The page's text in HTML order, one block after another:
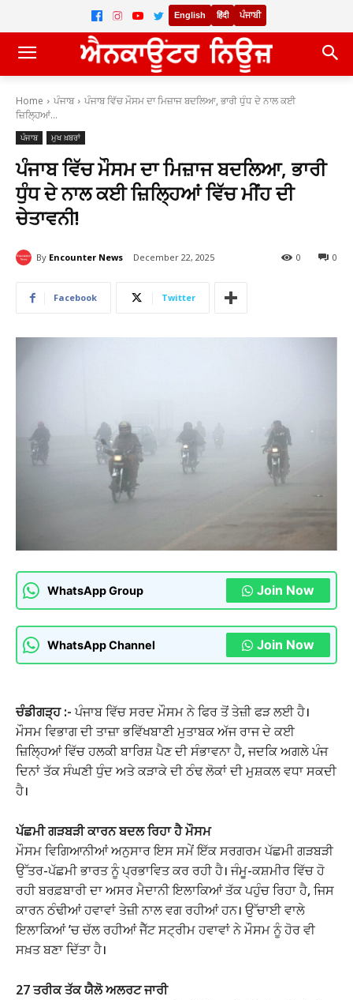
English हिंदी ਪੰਜਾਬੀ
Home ਪੰਜਾਬ
ਪੰਜਾਬ ਵਿੱਚ ਮੌਸਮ ਦਾ ਮਿਜ਼ਾਜ ਬਦਲਿਆ, ਭਾਰੀ ਧੁੰਧ ਦੇ ਨਾਲ ਕਈ
ਜ਼ਿਲ੍ਹਿਆਂ...
ਪੰਜਾਬ ਮੁਖ ਖ਼ਬਰਾਂ
ਪੰਜਾਬ ਵਿੱਚ ਮੌਸਮ ਦਾ ਮਿਜ਼ਾਜ ਬਦਲਿਆ, ਭਾਰੀ
ਧੁੰਧ ਦੇ ਨਾਲ ਕਈ ਜ਼ਿਲ੍ਹਿਆਂ ਵਿੱਚ ਮੀਂਹ ਦੀ
ਚੇਤਾਵਨੀ!
By Encounter News December 22, 2025 0
0
Facebook Twitter
WhatsApp Group Join Now
WhatsApp Channel Join Now
ਚੰਡੀਗੜ੍ਹ :-ਪੰਜਾਬ ਵਿੱਚ ਸਰਦ ਮੌਸਮ ਨੇ ਫਿਰ ਤੋਂ ਤੇਜ਼ੀ ਫੜ ਲਈ ਹੈ।
ਮੌਸਮ ਵਿਭਾਗ ਦੀ ਤਾਜ਼ਾ ਭਵਿੱਖਬਾਣੀ ਮੁਤਾਬਕ ਅੱਜ ਰਾਜ ਦੇ ਕਈ
ਜ਼ਿਲ੍ਹਿਆਂ ਵਿੱਚ ਹਲਕੀ ਬਾਰਿਸ਼ ਪੈਣ ਦੀ ਸੰਭਾਵਨਾ ਹੈ, ਜਦਕਿ ਅਗਲੇ ਪੰਜ
ਦਿਨਾਂ ਤੱਕ ਸੰਘਣੀ ਧੁੰਦ ਅਤੇ ਕੜਾਕੇ ਦੀ ਠੰਢ ਲੋਕਾਂ ਦੀ ਮੁਸ਼ਕਲ ਵਧਾ ਸਕਦੀ
ਹੈ।
ਪੱਛਮੀ ਗੜਬੜੀ ਕਾਰਨ ਬਦਲ ਰਿਹਾ ਹੈ ਮੌਸਮ
ਮੌਸਮ ਵਿਗਿਆਨੀਆਂ ਅਨੁਸਾਰ ਇਸ ਸਮੇਂ ਇੱਕ ਸਰਗਰਮ ਪੱਛਮੀ ਗੜਬੜੀ
ਉੱਤਰ-ਪੱਛਮੀ ਭਾਰਤ ਨੂੰ ਪ੍ਰਭਾਵਿਤ ਕਰ ਰਹੀ ਹੈ। ਜੰਮੂ-ਕਸ਼ਮੀਰ ਵਿੱਚ ਹੋ
ਰਹੀ ਬਰਫ਼ਬਾਰੀ ਦਾ ਅਸਰ ਮੈਦਾਨੀ ਇਲਾਕਿਆਂ ਤੱਕ ਪਹੁੰਚ ਰਿਹਾ ਹੈ, ਜਿਸ
ਕਾਰਨ ਠੰਢੀਆਂ ਹਵਾਵਾਂ ਤੇਜ਼ੀ ਨਾਲ ਵਗ ਰਹੀਆਂ ਹਨ। ਉੱਚਾਈ ਵਾਲੇ
ਇਲਾਕਿਆਂ ’ਚ ਚੱਲ ਰਹੀਆਂ ਜੈੱਟ ਸਟ੍ਰੀਮ ਹਵਾਵਾਂ ਨੇ ਮੌਸਮ ਨੂੰ ਹੋਰ ਵੀ
ਸਖ਼ਤ ਬਣਾ ਦਿੱਤਾ ਹੈ।
27 ਤਰੀਕ ਤੱਕ ਯੈਲੋ ਅਲਰਟ ਜਾਰੀ